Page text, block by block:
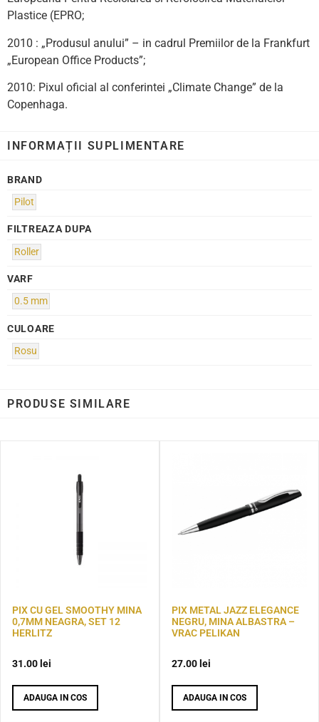
Plastice (EPRO;
2010 : „Produsul anului” – in cadrul Premiilor de la Frankfurt
„European Office Products”;
2010: Pixul oficial al conferintei „Climate Change” de la
Copenhaga.
INFORMAȚII SUPLIMENTARE
BRAND
Pilot
FILTREAZA DUPA
Roller
VARF
0.5 mm
CULOARE
Rosu
PRODUSE SIMILARE
PIX CU GEL SMOOTHY MINA
0,7MM NEAGRA, SET 12
HERLITZ
31.00 lei
ADAUGA IN COS
PIX METAL JAZZ ELEGANCE
NEGRU, MINA ALBASTRA –
VRAC PELIKAN
27.00 lei
ADAUGA IN COS